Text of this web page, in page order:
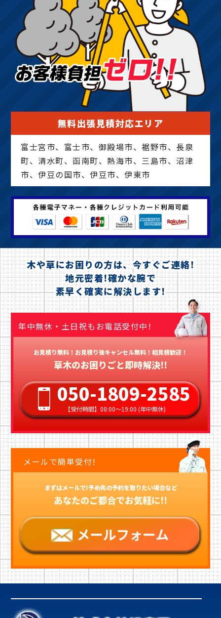
無料出張見積対応エリア
富士宮市、富士市、御殿場市、裾野市、長泉
町、清水町、函南町、熱海市、三島市、沼津
市、伊豆の国市、伊豆市、伊東市
木や草にお困りの方は、今すぐご連絡!
地元密着!確かな腕で
素早く確実に解決します!
年中無休・土日祝もお電話受付中!
お見積り無料！お見積り後キャンセル無料！相見積歓迎！
草木のお困りごと即時解決!!
050-1809-2585
【受付時間】08:00〜19:00 (年中無休)
メールで簡単受付!
まずはメールで!予め先の予約を取りたい場合など
あなたのご都合でお気軽に!!